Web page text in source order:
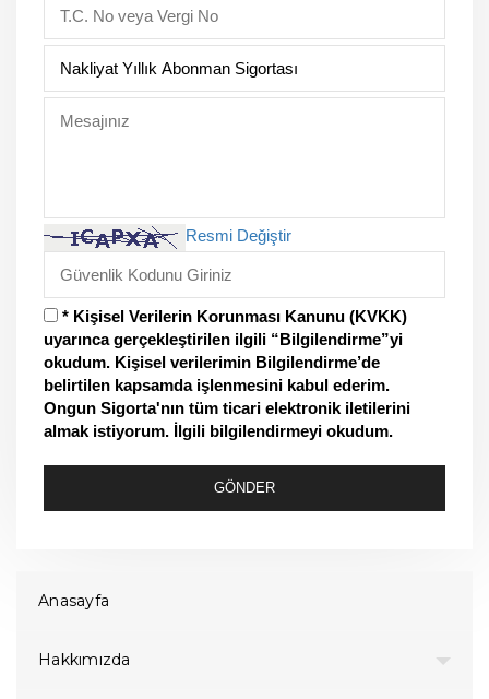
Resmi Değiştir
* Kişisel Verilerin Korunması Kanunu (KVKK)
uyarınca gerçekleştirilen ilgili “Bilgilendirme”yi
okudum. Kişisel verilerimin Bilgilendirme’de
belirtilen kapsamda işlenmesini kabul ederim.
Ongun Sigorta'nın tüm ticari elektronik iletilerini
almak istiyorum. İlgili bilgilendirmeyi okudum.
GÖNDER
Anasayfa
Hakkımızda